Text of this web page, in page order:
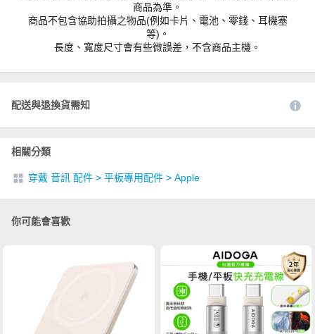
商品為準。
商品不包含協助拍攝之物品(例如卡片、電池、零錢、耳機塞
等)。
長度、寬度尺寸會有些微誤差，不含商品主機。
配送與退換貨需知
相關分類
穿戴 音訊 配件 > 平板專用配件 > Apple
你可能會喜歡